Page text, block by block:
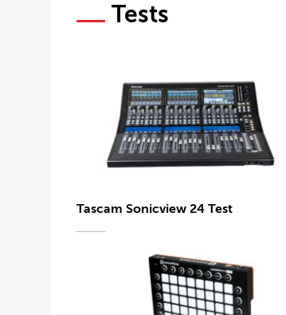
Tests
Tascam Sonicview 24 Test